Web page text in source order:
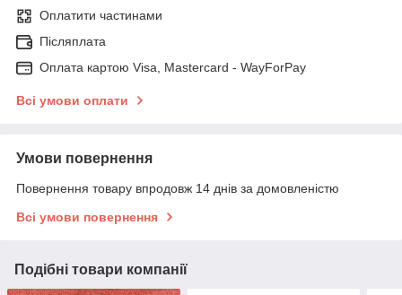
Оплатити частинами
Післяплата
Оплата картою Visa, Mastercard - WayForPay
Всі умови оплати
Умови повернення
Повернення товару впродовж 14 днів за домовленістю
Всі умови повернення
Подібні товари компанії